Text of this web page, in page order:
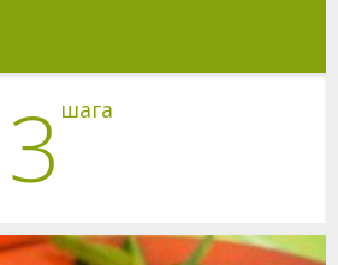
3 шага